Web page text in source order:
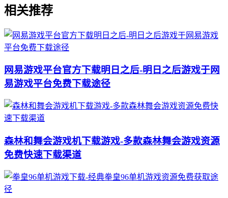
相关推荐
网易游戏平台官方下载明日之后-明日之后游戏于网
易游戏平台免费下载途径
森林和舞会游戏机下载游戏-多款森林舞会游戏资源
免费快速下载渠道